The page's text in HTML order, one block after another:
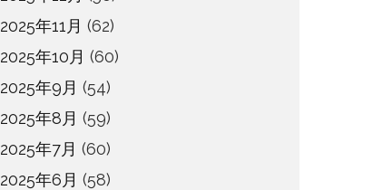
2025年11月 (62)
2025年10月 (60)
2025年9月 (54)
2025年8月 (59)
2025年7月 (60)
2025年6月 (58)